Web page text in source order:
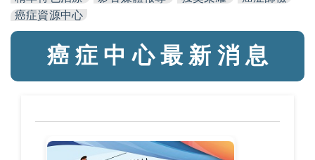
癌症資源中心
癌 症 中 心 最 新 消 息